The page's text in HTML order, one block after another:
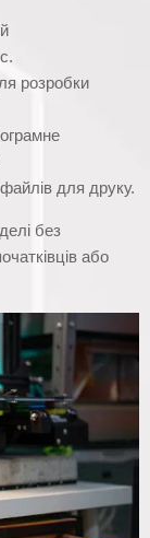
розробки
для друку.
без
або